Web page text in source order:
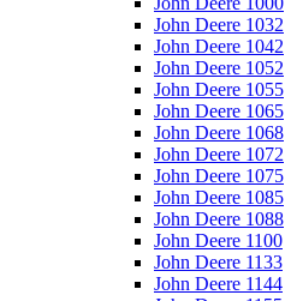
John Deere 1032
John Deere 1042
John Deere 1052
John Deere 1055
John Deere 1065
John Deere 1068
John Deere 1072
John Deere 1075
John Deere 1085
John Deere 1088
John Deere 1100
John Deere 1133
John Deere 1144